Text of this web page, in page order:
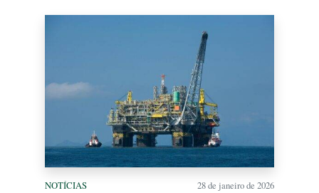
NOTÍCIAS 28 de janeiro de 2026